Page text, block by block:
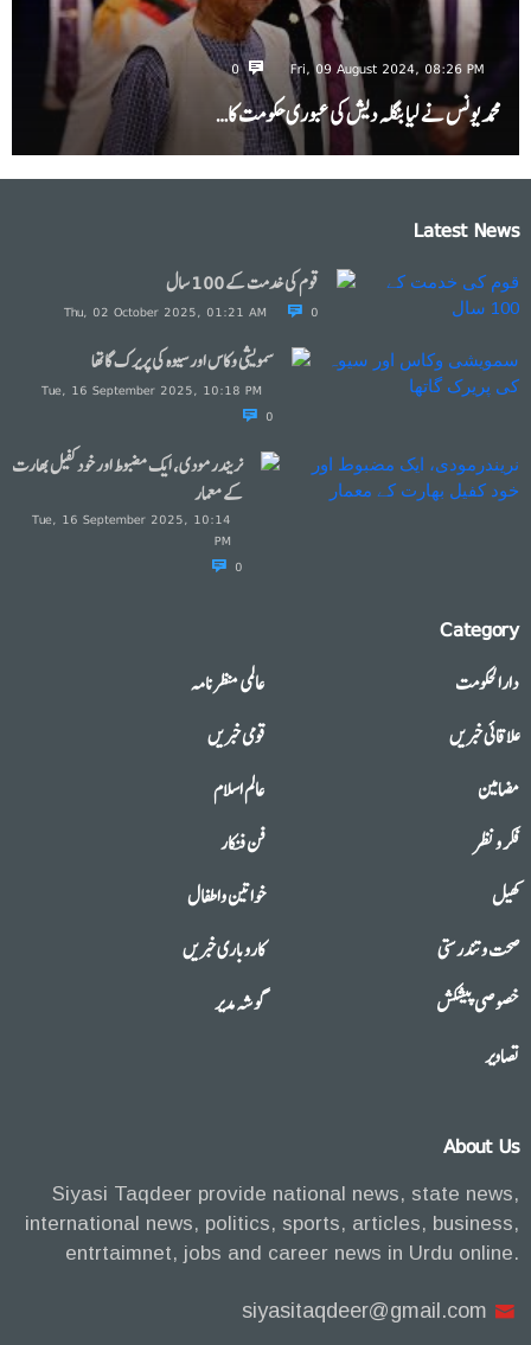
Fri, 09 August 2024, 08:26 PM
0
محمد یونس نے لیا بنگلہ دیش کی عبوری حکومت کا…
Latest News
قوم کی خدمت کے 100 سال
Thu, 02 October 2025, 01:21 AM 0
سمویشی وکاس اور سیوہ کی پریرک گاتھا
Tue, 16 September 2025, 10:18 PM
0
نریندرمودی، ایک مضبوط اور خود کفیل بھارت
کے معمار
Tue, 16 September 2025, 10:14
PM
0
Category
دارالحکومت
عالمی منظرنامہ
علاقائی خبریں
قومی خبریں
مضامین
عالم اسلام
فکر و نظر
فن فنکار
کھیل
خواتین واطفال
صحت وتندرستی
کاروباری خبریں
خصوصی پیشکش
گوشہ مدیر
تصاویر
About Us
Siyasi Taqdeer provide national news, state news,
international news, politics, sports, articles, business,
entrtaimnet, jobs and career news in Urdu online.
siyasitaqdeer@gmail.com